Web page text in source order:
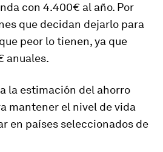
con 4.400€ al año. Por
que decidan dejarlo para
peor lo tienen, ya que
anuales.
la estimación del ahorro
mantener el nivel de vida
en países seleccionados de